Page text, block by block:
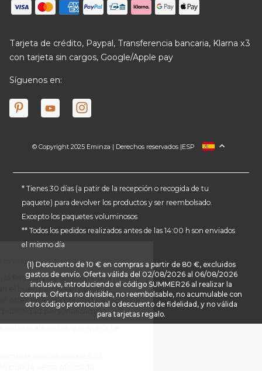
Tarjeta de crédito, Paypal, Transferencia bancaria, Klarna x3
con tarjeta sin cargos, Google/Apple pay
Síguenos en:
© Copyright 2025 Eminza | Derechos reservados |
FRANCIA
ALEMANIA
PAÍSES BAJOS
ESP
* Tienes 30 días (a patir de la recepción o recogida de tu
paquete) para devolver los productos y ser reembolsado.
Excepto los paquetes voluminosos
** Todos los pedidos realizados antes de las 14:00 h son enviados
el mismo día
(1) Descuento de 10 € en compras a partir de 80 €, excluidos
gastos de envío. Oferta válida del 02/08/2026 al 06/08/2026
inclusive, introduciendo el código SUMMER26 al realizar la
compra. Oferta no divisible, no reembolsable, no acumulable con
otro código promocional o descuento de fidelidad, y no válida
para tarjetas regalo.